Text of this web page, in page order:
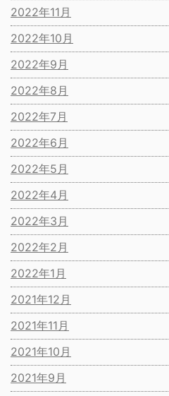
2022年11月
2022年10月
2022年9月
2022年8月
2022年7月
2022年6月
2022年5月
2022年4月
2022年3月
2022年2月
2022年1月
2021年12月
2021年11月
2021年10月
2021年9月